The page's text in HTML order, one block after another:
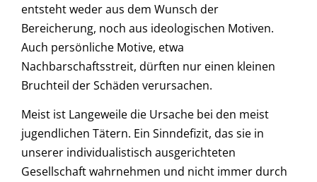
entsteht weder aus dem Wunsch der
Bereicherung, noch aus ideologischen Motiven.
Auch persönliche Motive, etwa
Nachbarschaftsstreit, dürften nur einen kleinen
Bruchteil der Schäden verursachen.
Meist ist Langeweile die Ursache bei den meist
jugendlichen Tätern. Ein Sinndefizit, das sie in
unserer individualistisch ausgerichteten
Gesellschaft wahrnehmen und nicht immer durch